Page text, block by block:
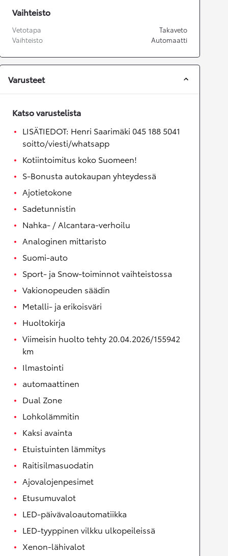
Vaihteisto
Vetotapa
Takaveto
Vaihteisto
Automaatti
Varusteet
Katso varustelista
LISÄTIEDOT: Henri Saarimäki 045 188 5041
soitto/viesti/whatsapp
Kotiintoimitus koko Suomeen!
S-Bonusta autokaupan yhteydessä
Ajotietokone
Sadetunnistin
Nahka- / Alcantara-verhoilu
Analoginen mittaristo
Suomi-auto
Sport- ja Snow-toiminnot vaihteistossa
Vakionopeuden säädin
Metalli- ja erikoisväri
Huoltokirja
Viimeisin huolto tehty 20.04.2026/155942
km
Ilmastointi
automaattinen
Dual Zone
Lohkolämmitin
Kaksi avainta
Etuistuinten lämmitys
Raitisilmasuodatin
Ajovalojenpesimet
Etusumuvalot
LED-päivävaloautomatiikka
LED-tyyppinen vilkku ulkopeileissä
Xenon-lähivalot